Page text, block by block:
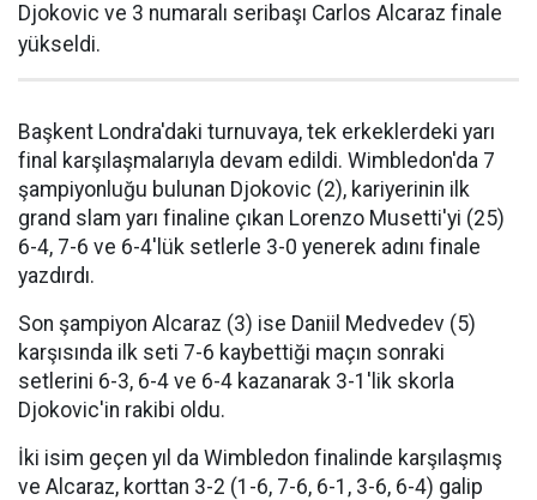
Djokovic ve 3 numaralı seribaşı Carlos Alcaraz finale
yükseldi.
Başkent Londra'daki turnuvaya, tek erkeklerdeki yarı
final karşılaşmalarıyla devam edildi. Wimbledon'da 7
şampiyonluğu bulunan Djokovic (2), kariyerinin ilk
grand slam yarı finaline çıkan Lorenzo Musetti'yi (25)
6-4, 7-6 ve 6-4'lük setlerle 3-0 yenerek adını finale
yazdırdı.
Son şampiyon Alcaraz (3) ise Daniil Medvedev (5)
karşısında ilk seti 7-6 kaybettiği maçın sonraki
setlerini 6-3, 6-4 ve 6-4 kazanarak 3-1'lik skorla
Djokovic'in rakibi oldu.
İki isim geçen yıl da Wimbledon finalinde karşılaşmış
ve Alcaraz, korttan 3-2 (1-6, 7-6, 6-1, 3-6, 6-4) galip